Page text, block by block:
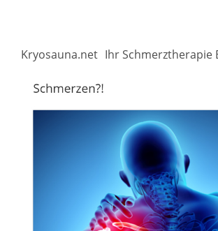
Kryosauna.net Ihr Schmerztherapie